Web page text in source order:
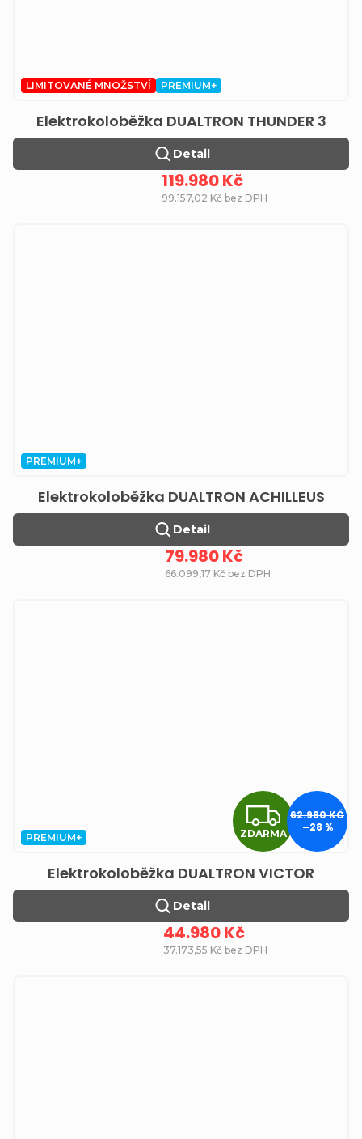
LIMITOVANÉ MNOŽSTVÍ PREMIUM+
Elektrokoloběžka DUALTRON THUNDER 3
99.157,02 Kč bez DPH
119.980 Kč
Detail
PREMIUM+
Elektrokoloběžka DUALTRON ACHILLEUS
66.099,17 Kč bez DPH
79.980 Kč
Detail
PREMIUM+ ZDARMA
62.980 KČ
–28 %
Elektrokoloběžka DUALTRON VICTOR
37.173,55 Kč bez DPH
44.980 Kč
Detail